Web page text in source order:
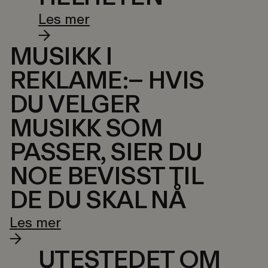
Les mer
MUSIKK I
REKLAME:– HVIS
DU VELGER
MUSIKK SOM
PASSER, SIER DU
NOE BEVISST TIL
DE DU SKAL NÅ
Les mer
UTESTEDET OM